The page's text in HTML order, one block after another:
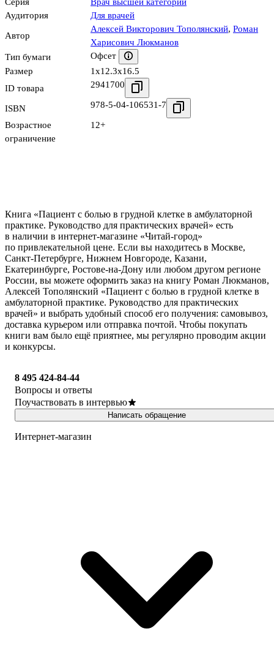
Серия
Врач высшей категории
Аудитория
Для врачей
Автор
Алексей Викторович Тополянский, Роман
Харисович Люкманов
Тип бумаги
Офсет
Размер
1x12.3x16.5
ID товара
2941700
ISBN 978-5-04-106531-7
Возрастное
ограничение
12+
Книга «Пациент с болью в грудной клетке в амбулаторной
практике. Руководство для практических врачей» есть
в наличии в интернет-магазине «Читай-город»
по привлекательной цене. Если вы находитесь в Москве,
Санкт-Петербурге, Нижнем Новгороде, Казани,
Екатеринбурге, Ростове-на-Дону или любом другом регионе
России, вы можете оформить заказ на книгу Роман Люкманов,
Алексей Тополянский «Пациент с болью в грудной клетке в
амбулаторной практике. Руководство для практических
врачей» и выбрать удобный способ его получения: самовывоз,
доставка курьером или отправка почтой. Чтобы покупать
книги вам было ещё приятнее, мы регулярно проводим акции
и конкурсы.
8 495 424-84-44
Вопросы и ответы
Поучаствовать в интервью
Написать обращение
Интернет-магазин